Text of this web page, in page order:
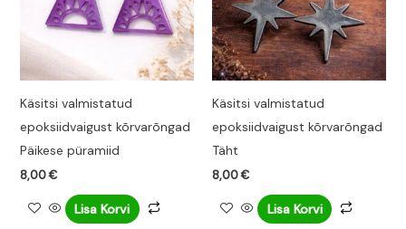
Käsitsi valmistatud
epoksiidvaigust kõrvarõngad
Päikese püramiid
8,00€
Lisa Korvi
Käsitsi valmistatud
epoksiidvaigust kõrvarõngad
Täht
8,00€
Lisa Korvi